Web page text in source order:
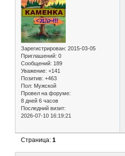
Зарегистрирован: 2015-03-05
Приглашений: 0
Сообщений: 189
Уважение: +141
Позитив: +463
Пол: Мужской
Провел на форуме:
8 дней 6 часов
Последний визит:
2026-07-10 16:19:21
Страница:1